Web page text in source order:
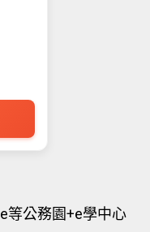
e等公務園+e學中心